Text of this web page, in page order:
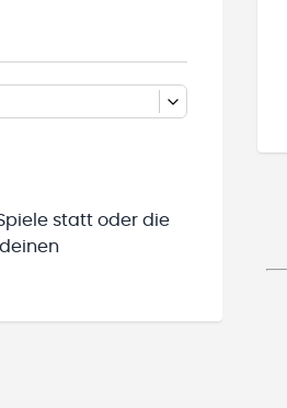
statt oder die